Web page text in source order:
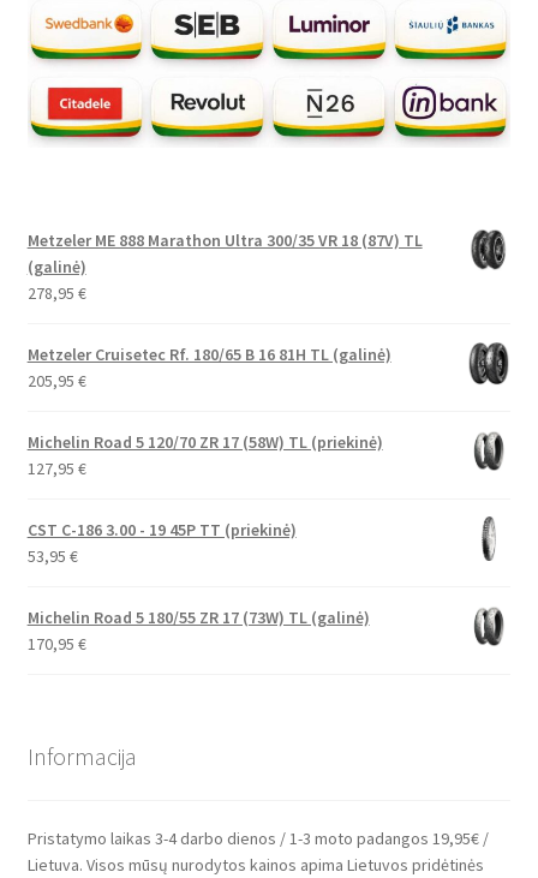
Metzeler ME 888 Marathon Ultra 300/35 VR 18 (87V) TL
(galinė)
278,95 €
Metzeler Cruisetec Rf. 180/65 B 16 81H TL (galinė)
205,95 €
Michelin Road 5 120/70 ZR 17 (58W) TL (priekinė)
127,95 €
CST C-186 3.00 - 19 45P TT (priekinė)
53,95 €
Michelin Road 5 180/55 ZR 17 (73W) TL (galinė)
170,95 €
Informacija
Pristatymo laikas 3-4 darbo dienos / 1-3 moto padangos 19,95€ /
Lietuva. Visos mūsų nurodytos kainos apima Lietuvos pridėtinės